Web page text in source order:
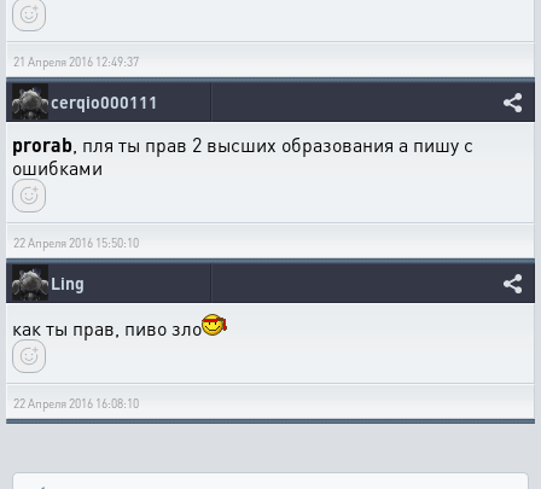
21 Апреля 2016 12:49:37
cerqio000111
prorab , пля ты прав 2 высших образования а пишу с
ошибками
22 Апреля 2016 15:50:10
Ling
как ты прав, пиво зло
22 Апреля 2016 16:08:10